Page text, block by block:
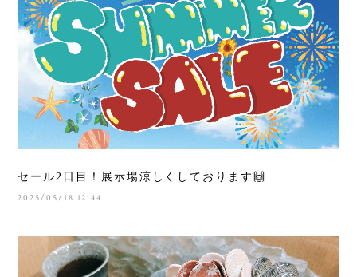
セール2日目！展示場涼しくしております🙌
2025/05/18 12:44